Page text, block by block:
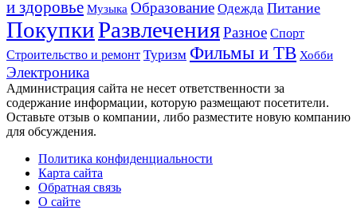
и здоровье Музыка Образование Одежда Питание
ПокупкиРазвлеченияРазное Спорт
Строительство и ремонт Туризм Фильмы и ТВ Хобби
Электроника
Администрация сайта не несет ответственности за
содержание информации, которую размещают посетители.
Оставьте отзыв о компании, либо разместите новую компанию
для обсуждения.
Политика конфиденциальности
Карта сайта
Обратная связь
О сайте